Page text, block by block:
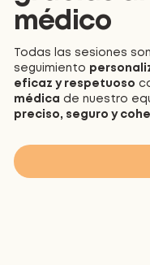
médico
Todas las sesiones
seguimiento
eficaz y respetuoso
médica de nuestro
preciso, seguro y